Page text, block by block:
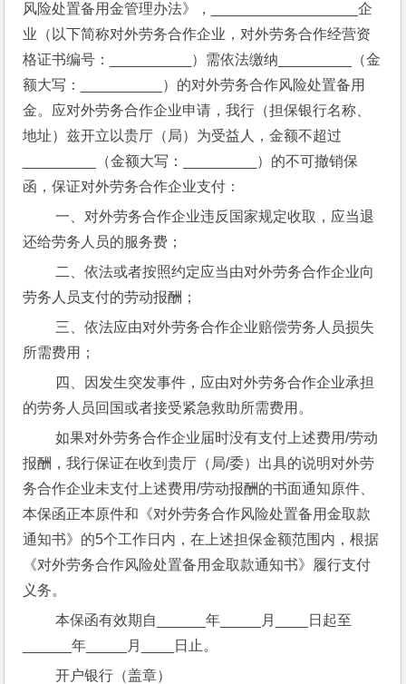
风险处置备用金管理办法》，__________________企
业（以下简称对外劳务合作企业，对外劳务合作经营资
格证书编号：__________）需依法缴纳_________（金
额大写：__________）的对外劳务合作风险处置备用
金。应对外劳务合作企业申请，我行（担保银行名称、
地址）兹开立以贵厅（局）为受益人，金额不超过
_________（金额大写：_________）的不可撤销保
函，保证对外劳务合作企业支付：
一、对外劳务合作企业违反国家规定收取，应当退
还给劳务人员的服务费；
劳务人员支付的劳动报酬；
所需费用；
的劳务人员回国或者接受紧急救助所需费用。
如果对外劳务合作企业届时没有支付上述费用/劳动
报酬，我行保证在收到贵厅（局/委）出具的说明对外劳
务合作企业未支付上述费用/劳动报酬的书面通知原件、
本保函正本原件和《对外劳务合作风险处置备用金取款
通知书》的5个工作日内，在上述担保金额范围内，根据
《对外劳务合作风险处置备用金取款通知书》履行支付
义务。
本保函有效期自______年_____月____日起至
______年_____月____日止。
开户银行（盖章）